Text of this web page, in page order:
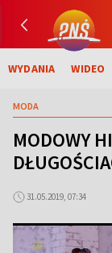
WYDANIA WIDEO
MODA
MODOWY
31.05.2019, 07:34